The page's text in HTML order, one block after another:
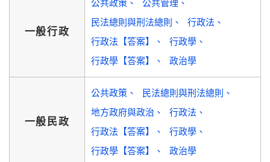
一般行政
公共政策
公共管理
民法總則與刑法總則
行政法
行政法【答案】
行政學
行政學【答案】
政治學
一般民政
公共政策
民法總則與刑法總則
地方政府與政治
行政法
行政法【答案】
行政學
行政學【答案】
政治學